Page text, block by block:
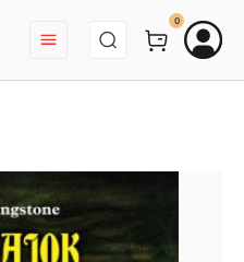
BEJELENTKEZÉS
0